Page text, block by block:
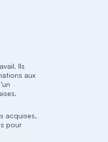
Ils
aux
acquises,
pour